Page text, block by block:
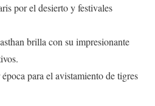
por el desierto y festivales
brilla con su impresionante
para el avistamiento de tigres